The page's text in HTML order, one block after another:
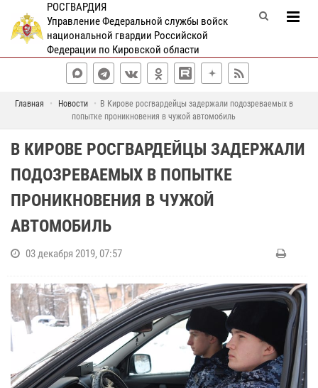
РОСГВАРДИЯ
Управление Федеральной службы войск
национальной гвардии Российской
Федерации по Кировской области
Главная Новости
В Кирове росгвардейцы задержали подозреваемых в
попытке проникновения в чужой автомобиль
В КИРОВЕ РОСГВАРДЕЙЦЫ ЗАДЕРЖАЛИ
ПОДОЗРЕВАЕМЫХ В ПОПЫТКЕ
ПРОНИКНОВЕНИЯ В ЧУЖОЙ
АВТОМОБИЛЬ
03 декабря 2019, 07:57